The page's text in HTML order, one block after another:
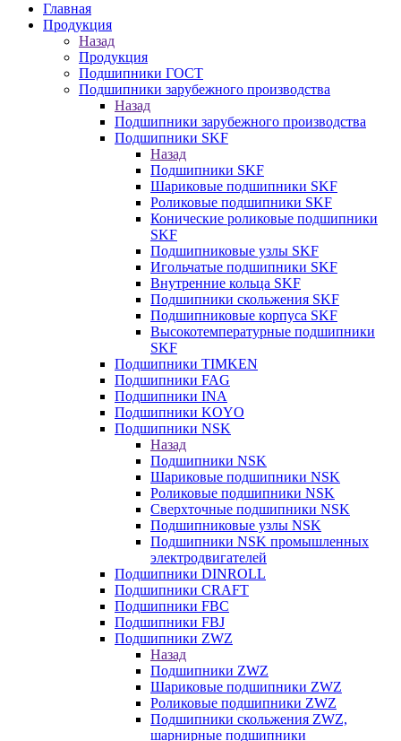
Главная
Продукция
Назад
Продукция
Подшипники ГОСТ
Подшипники зарубежного производства
Назад
Подшипники зарубежного производства
Подшипники SKF
Назад
Подшипники SKF
Шариковые подшипники SKF
Роликовые подшипники SKF
Конические роликовые подшипники
SKF
Подшипниковые узлы SKF
Игольчатые подшипники SKF
Внутренние кольца SKF
Подшипники скольжения SKF
Подшипниковые корпуса SKF
Высокотемпературные подшипники
SKF
Подшипники TIMKEN
Подшипники FAG
Подшипники INA
Подшипники KOYO
Подшипники NSK
Назад
Подшипники NSK
Шариковые подшипники NSK
Роликовые подшипники NSK
Сверхточные подшипники NSK
Подшипниковые узлы NSK
Подшипники NSK промышленных
электродвигателей
Подшипники DINROLL
Подшипники CRAFT
Подшипники FBC
Подшипники FBJ
Подшипники ZWZ
Назад
Подшипники ZWZ
Шариковые подшипники ZWZ
Роликовые подшипники ZWZ
Подшипники скольжения ZWZ,
шарнирные подшипники